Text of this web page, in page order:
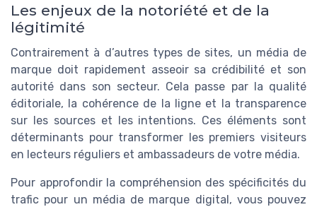
Les enjeux de la notoriété et de la
légitimité
Contrairement à d’autres types de sites, un média de
marque doit rapidement asseoir sa crédibilité et son
autorité dans son secteur. Cela passe par la qualité
éditoriale, la cohérence de la ligne et la transparence
sur les sources et les intentions. Ces éléments sont
déterminants pour transformer les premiers visiteurs
en lecteurs réguliers et ambassadeurs de votre média.
Pour approfondir la compréhension des spécificités du
trafic pour un média de marque digital, vous pouvez